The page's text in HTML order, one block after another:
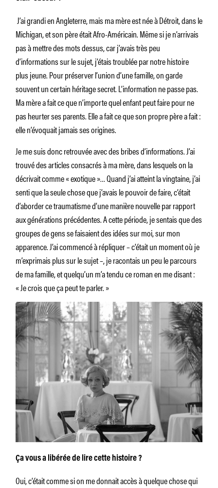
J’ai grandi en Angleterre, mais ma mère est née à Détroit, dans le
Michigan, et son père était Afro-Américain. Même si je n’arrivais
pas à mettre des mots dessus, car j’avais très peu
d’informations sur le sujet, j’étais troublée par notre histoire
plus jeune. Pour préserver l’union d’une famille, on garde
souvent un certain héritage secret. L’information ne passe pas.
Ma mère a fait ce que n’importe quel enfant peut faire pour ne
pas heurter ses parents. Elle a fait ce que son propre père a fait :
elle n’évoquait jamais ses origines.
Je me suis donc retrouvée avec des bribes d’informations. J’ai
trouvé des articles consacrés à ma mère, dans lesquels on la
décrivait comme « exotique »… Quand j’ai atteint la vingtaine, j’ai
senti que la seule chose que j’avais le pouvoir de faire, c’était
d’aborder ce traumatisme d’une manière nouvelle par rapport
aux générations précédentes. A cette période, je sentais que des
groupes de gens se faisaient des idées sur moi, sur mon
apparence. J’ai commencé à répliquer – c’était un moment où je
m’exprimais plus sur le sujet –, je racontais un peu le parcours
de ma famille, et quelqu’un m’a tendu ce roman en me disant :
« Je crois que ça peut te parler. »
Ça vous a libérée de lire cette histoire ?
Oui, c’était comme si on me donnait accès à quelque chose qui